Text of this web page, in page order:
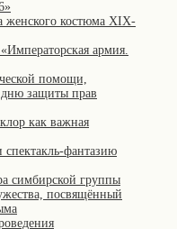
женского костюма XIX-
армия.
помощи,
защиты прав
как важная
фантазию
симбирской группы
посвящённый